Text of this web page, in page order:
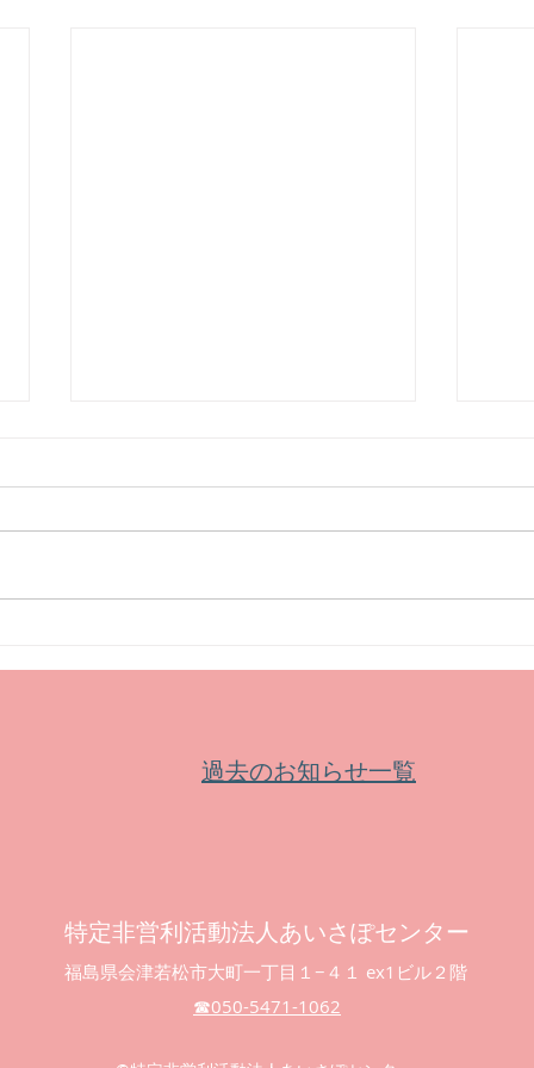
過去のお知らせ一覧
特定非営利活動法人あいさぽセンター
福島県会津若松市大町一丁目１−４１ ex1ビル２階
☎︎050-5471-1062